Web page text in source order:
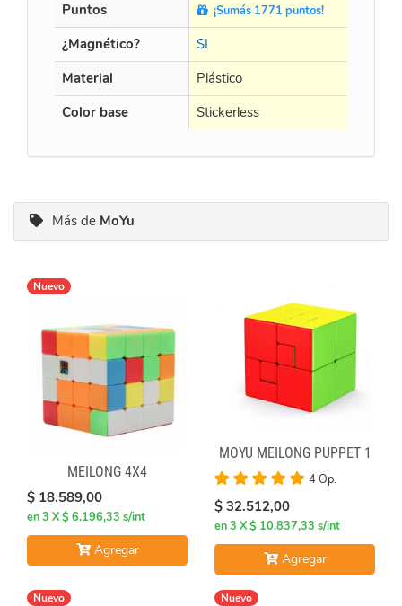
Puntos
¡Sumás 1771 puntos!
¿Magnético? SI
Material
Plástico
Color base
Stickerless
Más de MoYu
Nuevo
MEILONG 4X4
$ 18.589,00
en 3 X $ 6.196,33 s/int
Agregar
MOYU MEILONG PUPPET 1
4 Op.
$ 32.512,00
en 3 X $ 10.837,33 s/int
Agregar
Nuevo Nuevo